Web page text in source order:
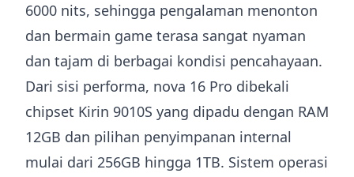
6000 nits, sehingga pengalaman menonton
dan bermain game terasa sangat nyaman
dan tajam di berbagai kondisi pencahayaan.
Dari sisi performa, nova 16 Pro dibekali
chipset Kirin 9010S yang dipadu dengan RAM
12GB dan pilihan penyimpanan internal
mulai dari 256GB hingga 1TB. Sistem operasi